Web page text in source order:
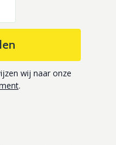
wij naar onze
.